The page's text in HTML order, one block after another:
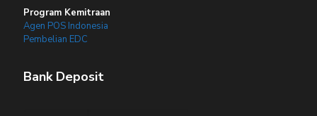
Program Kemitraan
Agen POS Indonesia
Pembelian EDC
Bank Deposit